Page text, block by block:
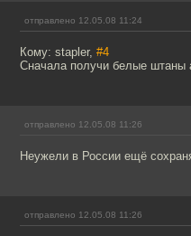
отправлено 12.05.08 11:24
Кому: stapler, #4
Сначала получи белые штаны
отправлено 12.05.08 11:26
Неужели в России ещё
отправлено 12.05.08 11:26